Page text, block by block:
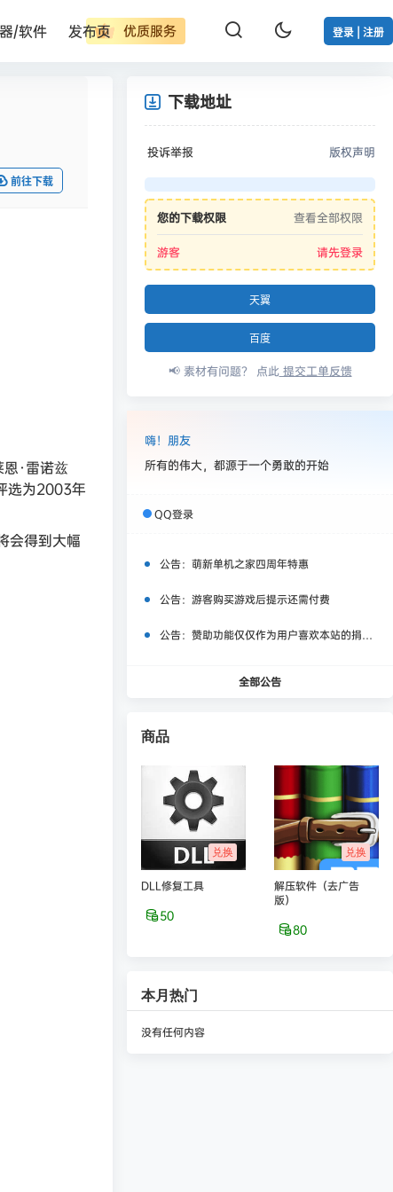
优质服务 登录 | 注册
/软件 发布页
前往下载
·雷诺兹
选为2003年
会得到大幅
下载地址
投诉举报 版权声明
您的下载权限 查看全部权限
游客 请先登录
天翼
百度
📢 素材有问题？ 点此提交工单反馈
嗨！朋友
所有的伟大，都源于一个勇敢的开始
QQ登录
公告： 萌新单机之家四周年特惠
公告： 游客购买游戏后提示还需付费
公告： 赞助功能仅仅作为用户喜欢本站的捐赠打赏功能，同时赞助费用也将作为服务器费用,网盘扩容费用等，所有内容不作为商业行为。
全部公告
商品
兑换
DLL修复工具
50
兑换
解压软件（去广告
版）
80
本月热门
没有任何内容